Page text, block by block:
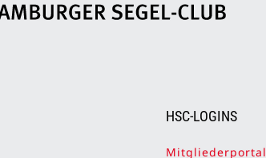
HSC-LOGINS
Mitgliederportal